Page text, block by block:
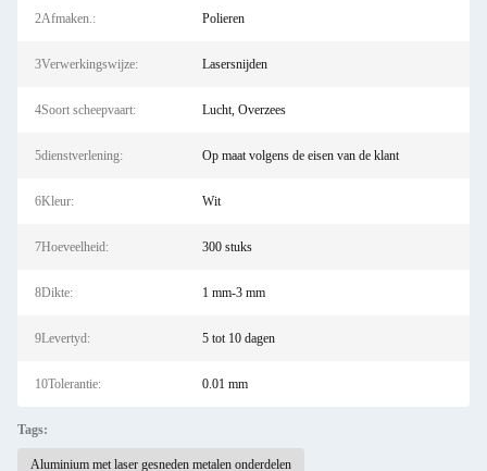
2Afmaken.: Polieren
3Verwerkingswijze: Lasersnijden
4Soort scheepvaart: Lucht, Overzees
5dienstverlening: Op maat volgens de eisen van de klant
6Kleur: Wit
7Hoeveelheid: 300 stuks
8Dikte: 1 mm-3 mm
9Levertyd: 5 tot 10 dagen
10Tolerantie: 0.01 mm
Tags:
Aluminium met laser gesneden metalen onderdelen